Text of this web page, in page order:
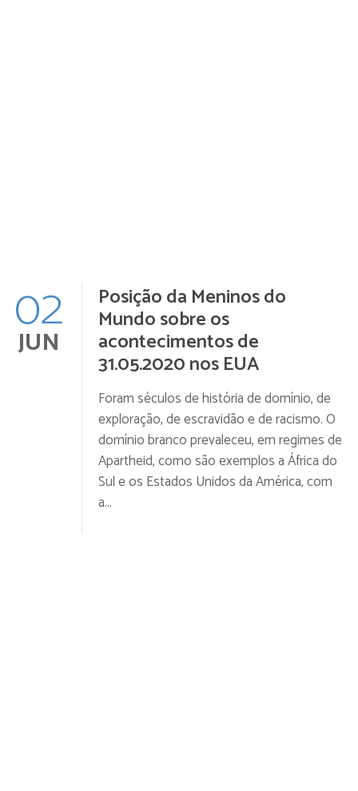
02
JUN
Posição da Meninos do
Mundo sobre os
acontecimentos de
31.05.2020 nos EUA
Foram séculos de história de domínio, de
exploração, de escravidão e de racismo. O
domínio branco prevaleceu, em regimes de
Apartheid, como são exemplos a África do
Sul e os Estados Unidos da América, com
a...